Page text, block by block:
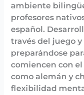
ambiente
profesores
español.
través del juego
preparándose
comiencen con
como alemán y
flexibilidad